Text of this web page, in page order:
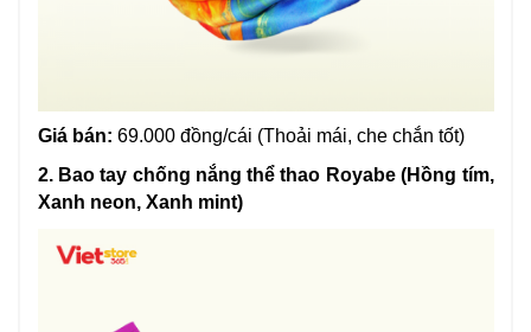
Giá bán: 69.000 đồng/cái (Thoải mái, che chắn tốt)
2. Bao tay chống nắng thể thao Royabe (Hồng tím,
Xanh neon, Xanh mint)